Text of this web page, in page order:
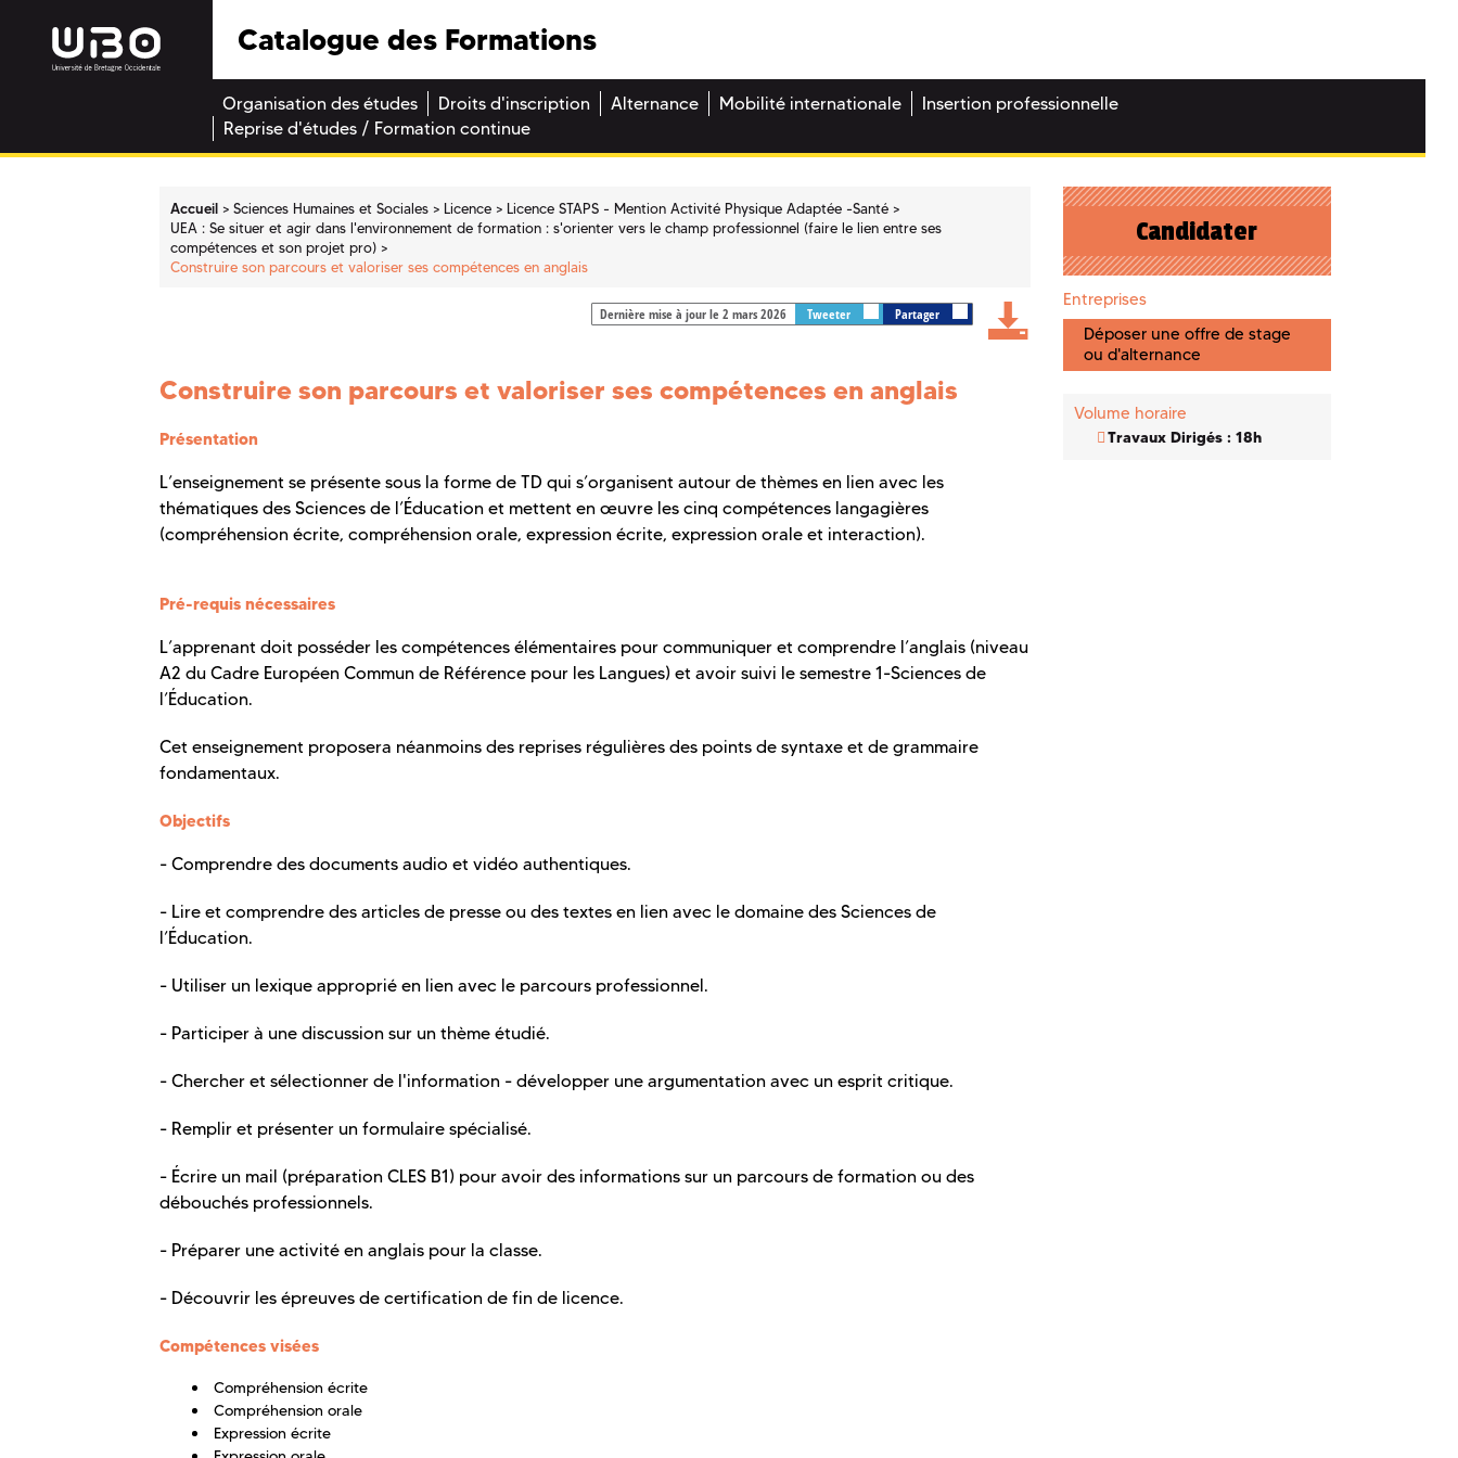
Catalogue des Formations
Organisation des études Droits d'inscription Alternance Mobilité internationale
Insertion professionnelle
Reprise d'études / Formation continue
Accueil Sciences Humaines et Sociales Licence
Licence STAPS - Mention Activité Physique Adaptée -Santé
UEA : Se situer et agir dans l'environnement de formation : s'orienter vers le champ professionnel (faire le lien entre ses
compétences et son projet pro)
Construire son parcours et valoriser ses compétences en anglais
Dernière mise à jour le 2 mars 2026 Tweeter Partager
Construire son parcours et valoriser ses compétences en anglais
Présentation
L’enseignement se présente sous la forme de TD qui s’organisent autour de thèmes en lien avec les
thématiques des Sciences de l’Éducation et mettent en œuvre les cinq compétences langagières
(compréhension écrite, compréhension orale, expression écrite, expression orale et interaction).
Pré-requis nécessaires
L’apprenant doit posséder les compétences élémentaires pour communiquer et comprendre l’anglais (niveau
A2 du Cadre Européen Commun de Référence pour les Langues) et avoir suivi le semestre 1-Sciences de
l’Éducation.
Cet enseignement proposera néanmoins des reprises régulières des points de syntaxe et de grammaire
fondamentaux.
Objectifs
- Comprendre des documents audio et vidéo authentiques.
- Lire et comprendre des articles de presse ou des textes en lien avec le domaine des Sciences de
l’Éducation.
- Utiliser un lexique approprié en lien avec le parcours professionnel.
- Participer à une discussion sur un thème étudié.
- Chercher et sélectionner de l'information - développer une argumentation avec un esprit critique.
- Remplir et présenter un formulaire spécialisé.
- Écrire un mail (préparation CLES B1) pour avoir des informations sur un parcours de formation ou des
débouchés professionnels.
- Préparer une activité en anglais pour la classe.
- Découvrir les épreuves de certification de fin de licence.
Compétences visées
Compréhension écrite
Compréhension orale
Expression écrite
Candidater
Entreprises
Déposer une offre de stage
ou d'alternance
Volume horaire
Travaux Dirigés : 18h